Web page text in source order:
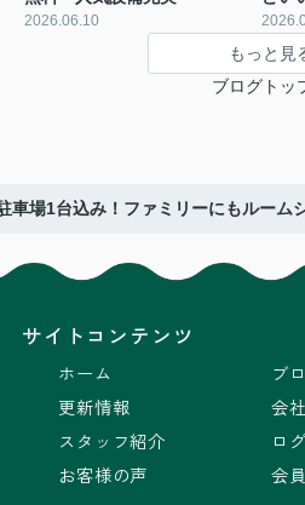
2026.06.10
もっと見
ブログトッ
車場1台込み！ファミリーにもルーム
サイトコンテンツ
ホーム
更新情報
スタッフ紹介
お客様の声
ブ
会
ロ
会